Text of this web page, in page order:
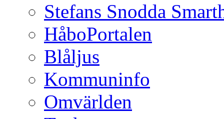
Stefans Snodda
HåboPortalen
Blåljus
Kommuninfo
Omvärlden